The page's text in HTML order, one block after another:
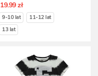
19.99 zł
9-10 lat
11-12 lat
13 lat